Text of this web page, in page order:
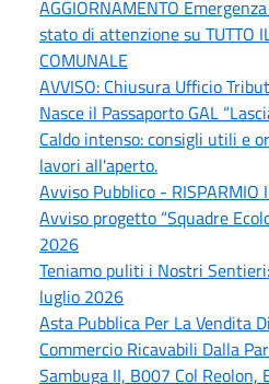
AGGIORNAMENTO
stato di attenzione su TUTTO
COMUNALE
AVVISO: Chiusura Ufficio
Nasce il Passaporto GAL
Caldo intenso: consigli utili e
lavori all'aperto.
Avviso Pubblico - RISPARMIO
Avviso progetto “Squadre
2026
Teniamo puliti i Nostri
luglio 2026
Asta Pubblica Per La Vendita
Commercio Ricavabili Dalla
Sambuga II, B007 Col Reolon,